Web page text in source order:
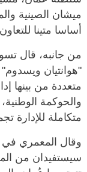
ميشان الصينية
أساسا متينا
من جانبه، قال
"هوانتيان
متعددة من بينها
والحوكمة
متكاملة للإدارة
وقال المعمري في
سيستفيدان من